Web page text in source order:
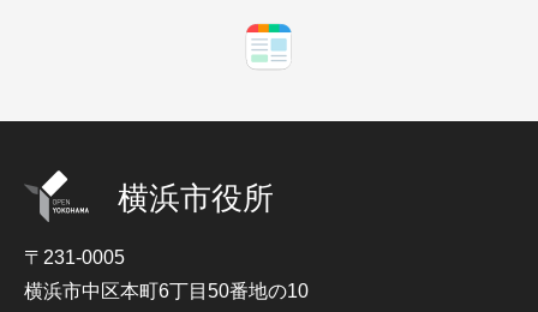
横浜市役所
〒231-0005
横浜市中区本町6丁目50番地の10